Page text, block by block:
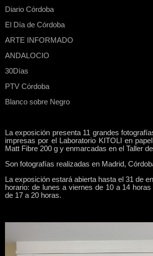
Diario Córdoba
El Día de Córdoba
ARTE INFORMADO
ANDALOCIO
30Días
PTV Córdoba
Blanco sobre Negro
La exposición presenta 11 grandes
impresas por el Laboratorio KITOLI en
Matt Fibre 200 g y enmarcadas en el Taller
Son fotografías realizadas en Madrid,
La exposición estará abierta hasta el 31 de
horario: de lunes a viernes de 10 a 14
de 17 a 20 horas.